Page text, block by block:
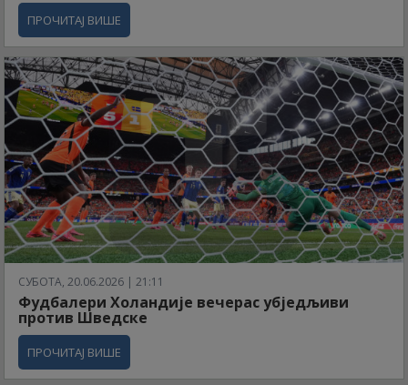
ПРОЧИТАЈ ВИШЕ
СУБОТА, 20.06.2026 | 21:11
Фудбалери Холандије вечерас убједљиви
против Шведске
ПРОЧИТАЈ ВИШЕ